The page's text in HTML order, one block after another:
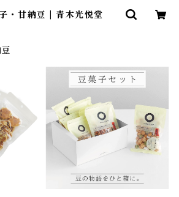
・甘納豆 | 青木光悦堂